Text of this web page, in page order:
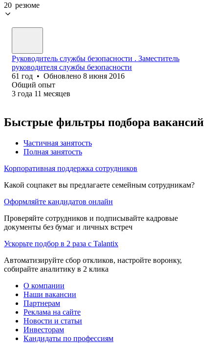
20 резюме
Руководитель службы безопасности . Заместитель
руководителя службы безопасности
61 год • Обновлено 8 июня 2016
Общий опыт
3 года 11 месяцев
Быстрые фильтры подбора вакансий
Частичная занятость
Полная занятость
Корпоративная поддержка сотрудников
Какой соцпакет вы предлагаете семейным сотрудникам?
Оформляйте кандидатов онлайн
Проверяйте сотрудников и подписывайте кадровые
документы без бумаг и личных встреч
Ускорьте подбор в 2 раза с Talantix
Автоматизируйте сбор откликов, настройте воронку,
собирайте аналитику в 2 клика
О компании
Наши вакансии
Партнерам
Реклама на сайте
Новости и статьи
Инвесторам
Кандидаты по профессиям